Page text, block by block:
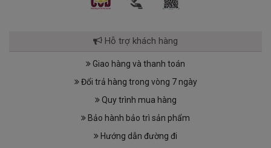
Hỗ trợ khách hàng
Giao hàng và thanh toán
Đổi trả hàng trong vòng 7 ngày
Quy trình mua hàng
Bảo hành bảo trì sản phẩm
Hướng dẫn đường đi